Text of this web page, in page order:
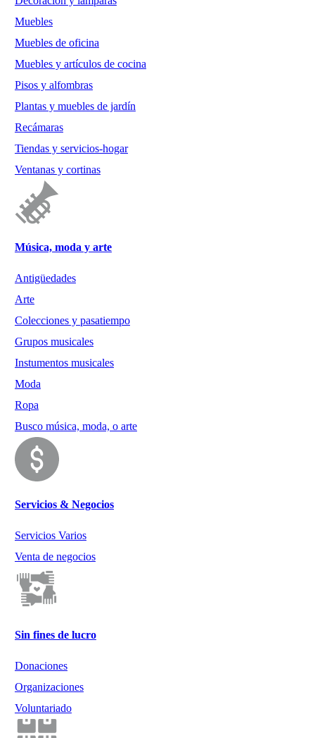
Muebles
Muebles de oficina
Muebles y artículos de cocina
Pisos y alfombras
Plantas y muebles de jardín
Recámaras
Tiendas y servicios-hogar
Ventanas y cortinas
Música, moda y arte
Antigüedades
Arte
Colecciones y pasatiempo
Grupos musicales
Instumentos musicales
Moda
Ropa
Busco música, moda, o arte
Servicios & Negocios
Servicios Varios
Venta de negocios
Sin fines de lucro
Donaciones
Organizaciones
Voluntariado